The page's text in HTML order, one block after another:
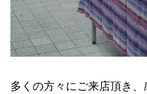
多くの方々にご来店頂き、